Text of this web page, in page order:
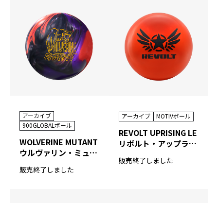
アーカイブ
900GLOBALボール
WOLVERINE MUTANT
ウルヴァリン・ミュータント
販売終了しました
アーカイブ MOTIVボール
REVOLT UPRISING LE
リボルト・アップライジング リミテッドエディション
販売終了しました